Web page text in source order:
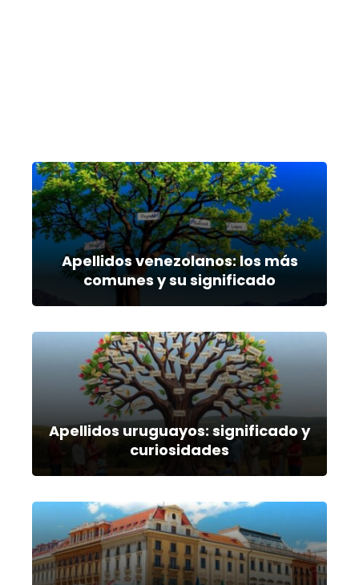
Apellidos venezolanos: los más
comunes y su significado
Apellidos uruguayos: significado y
curiosidades